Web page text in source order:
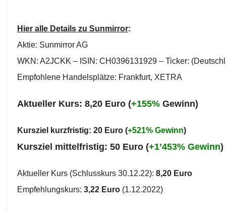
Hier alle Details zu Sunmirror:
Aktie: Sunmirror AG
WKN: A2JCKK – ISIN: CH0396131929 – Ticker:
Empfohlene Handelsplätze: Frankfurt, XETRA
Aktueller Kurs: 8,20 Euro (+155% Gewinn)
Kursziel kurzfristig: 20 Euro (+521% Gewinn)
Kursziel mittelfristig: 50 Euro (+1’453% Gewinn)
Aktueller Kurs (Schlusskurs 30.12.22): 8,20 Euro
Empfehlungskurs: 3,22 Euro (1.12.2022)